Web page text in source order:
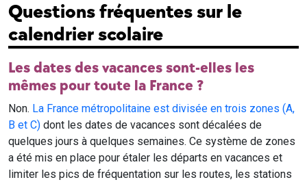
Questions fréquentes sur le
calendrier scolaire
Les dates des vacances sont-elles les
mêmes pour toute la France ?
Non. La France métropolitaine est divisée en trois zones (A,
B et C) dont les dates de vacances sont décalées de
quelques jours à quelques semaines. Ce système de zones
a été mis en place pour étaler les départs en vacances et
limiter les pics de fréquentation sur les routes, les stations